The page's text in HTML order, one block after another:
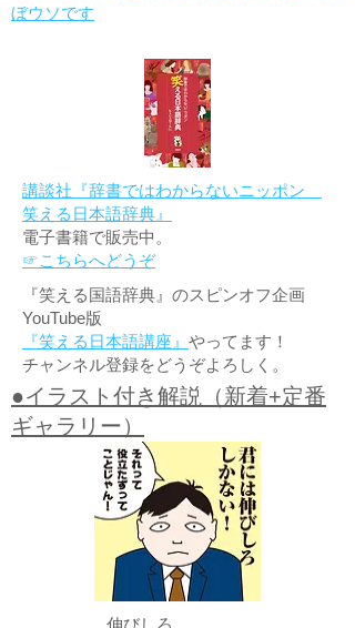
ぼウソです
講談社『辞書ではわからないニッポン
笑える日本語辞典』
電子書籍で販売中。
☞こちらへどうぞ
『笑える国語辞典』のスピンオフ企画
YouTube版
『笑える日本語講座』 やってます！
チャンネル登録をどうぞよろしく。
●イラスト付き解説（新着+定番
ギャラリー）